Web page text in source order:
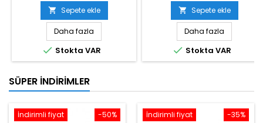
 Sepete ekle
Daha fazla
 Stokta VAR
 Sepete ekle
Daha fazla
 Stokta VAR
SÜPER İNDIRIMLER
-50%
İndirimli fiyat -35%
İndirimli fiyat